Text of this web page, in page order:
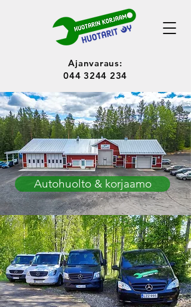
Ajanvaraus:
044 3244 234
Autohuolto & korjaamo